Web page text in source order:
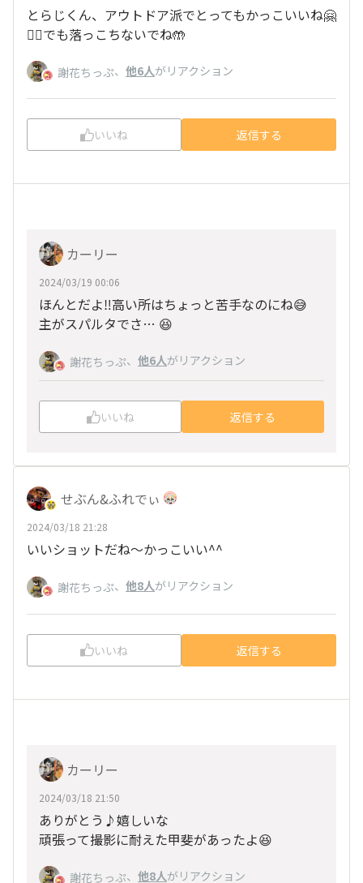
とらじくん、アウトドア派でとってもかっこいいね🤗
🙋‍♀️でも落っこちないでね🤲
謝花ちっぷ、 他6人がリアクション
いいね 返信する
カーリー
2024/03/19 00:06
ほんとだよ‼️高い所はちょっと苦手なのにね😅
主がスパルタでさ… 😆
謝花ちっぷ、 他6人がリアクション
いいね 返信する
せぶん&ふれでぃ
2024/03/18 21:28
いいショットだね～かっこいい^^
謝花ちっぷ、 他8人がリアクション
いいね 返信する
カーリー
2024/03/18 21:50
ありがとう♪嬉しいな
頑張って撮影に耐えた甲斐があったよ😆
謝花ちっぷ、 他8人がリアクション